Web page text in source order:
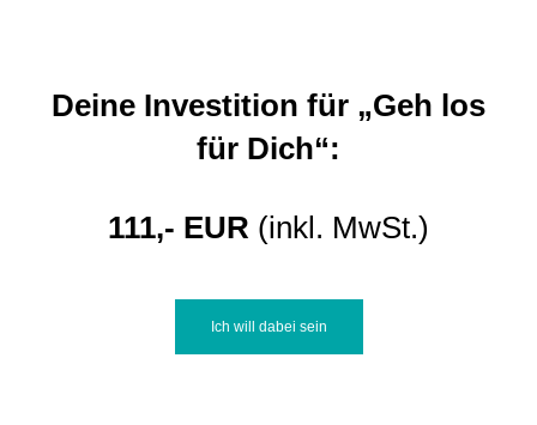
Deine Investition für „Geh los
für Dich“:
111,- EUR (inkl. MwSt.)
Ich will dabei sein